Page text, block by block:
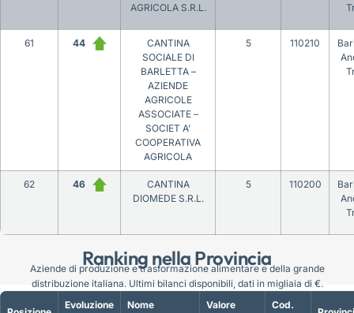
Ranking nella Provincia
AGRICOLA S.R.L.
61 44
CANTINA
SOCIALE DI
BARLETTA –
AZIENDE
AGRICOLE
ASSOCIATE –
SOCIET A’
COOPERATIVA
AGRICOLA
5 110210
62 46
CANTINA
DIOMEDE S.R.L.
5 110200
Evoluzione
Nome
Valore
Cod.
Aziende di produzione e trasformazione alimentare e della grande
distribuzione italiana. Ultimi bilanci disponibili, dati in migliaia di €.